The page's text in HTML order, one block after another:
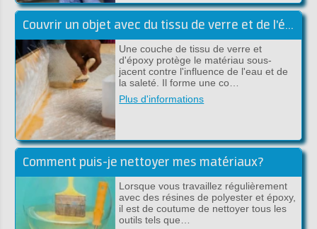
Couvrir un objet avec du tissu de verre et de l'époxy
Une couche de tissu de verre et
d'époxy protège le matériau sous-
jacent contre l'influence de l'eau et de
la saleté. Il forme une co…
Plus d'informations
Comment puis-je nettoyer mes matériaux?
Lorsque vous travaillez régulièrement
avec des résines de polyester et époxy,
il est de coutume de nettoyer tous les
outils tels que…